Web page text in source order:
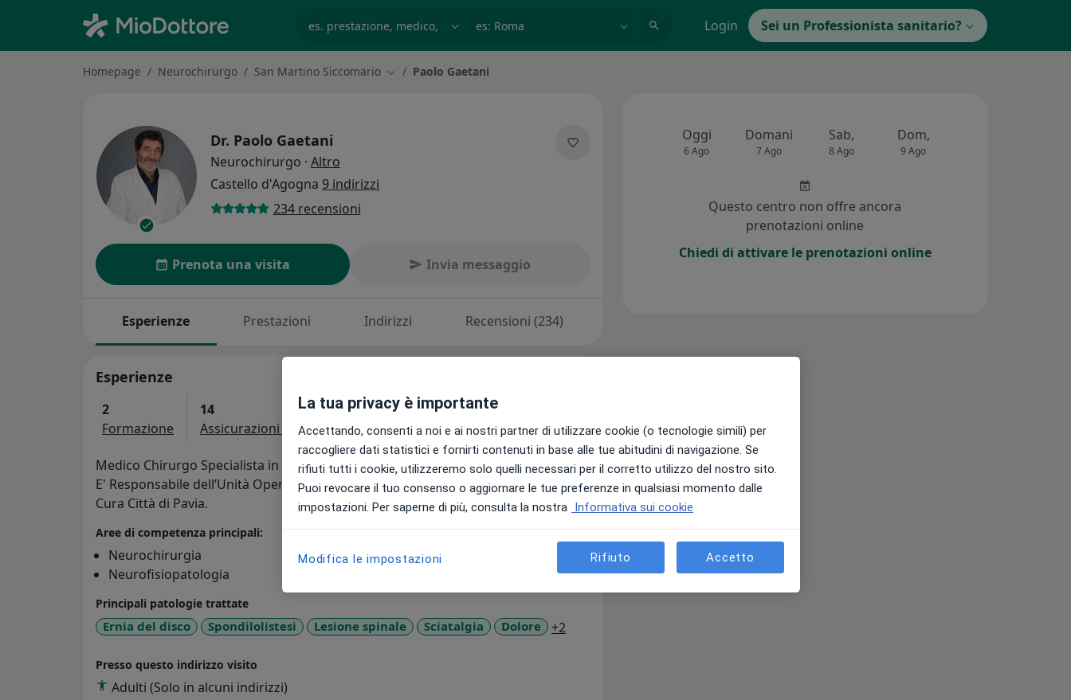
Login Sei un Professionista sanitario?
Homepage Neurochirurgo San Martino Siccomario Cambia città
Paolo Gaetani
Dr. Paolo Gaetani
Neurochirurgo · Altro
Castello d'Agogna 9 indirizzi
234 recensioni
Prenota una visita Invia messaggio
Esperienze Prestazioni Indirizzi Recensioni (234)
Esperienze
2
Formazione
14
Assicurazioni accettate
Medico Chirurgo Specialista in Neurochirurgia.
E' Responsabile dell’Unità Operativa di Chirurgia Vertebrale presso l’Istituto di
Cura Città di Pavia.
Aree di competenza principali:
Neurochirurgia
Neurofisiopatologia
Principali patologie trattate
Ernia del disco Spondilolistesi Lesione spinale Sciatalgia Dolore +2
Presso questo indirizzo visito
Adulti (Solo in alcuni indirizzi)
Oggi
6 Ago
Domani
7 Ago
Sab,
8 Ago
Dom,
9 Ago
Questo centro non offre ancora
prenotazioni online
Chiedi di attivare le prenotazioni online
La tua privacy è importante
Accettando, consenti a noi e ai nostri partner di utilizzare cookie (o tecnologie simili) per
raccogliere dati statistici e fornirti contenuti in base alle tue abitudini di navigazione. Se
rifiuti tutti i cookie, utilizzeremo solo quelli necessari per il corretto utilizzo del nostro sito.
Puoi revocare il tuo consenso o aggiornare le tue preferenze in qualsiasi momento dalle
impostazioni. Per saperne di più, consulta la nostra Informativa sui cookie
Modifica le impostazioni Rifiuto Accetto